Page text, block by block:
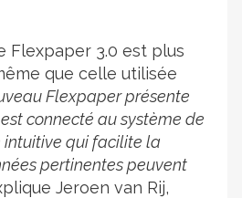
Flexpaper 3.0 est plus
que celle utilisée
Flexpaper présente
connecté au système de
intuitive qui facilite la
pertinentes peuvent
Jeroen van Rij,